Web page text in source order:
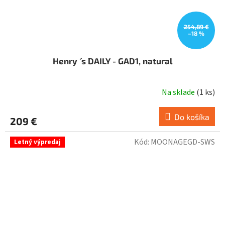
254,89 €
–18 %
Henry ´ s DAILY - GAD1, natural
Na sklade (1 ks)
209 € Do košíka
Letný výpredaj Kód: MOONAGEGD-SWS